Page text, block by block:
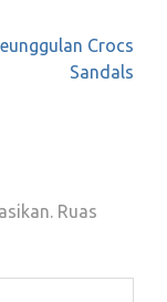
Crocs
Sandals
Ruas